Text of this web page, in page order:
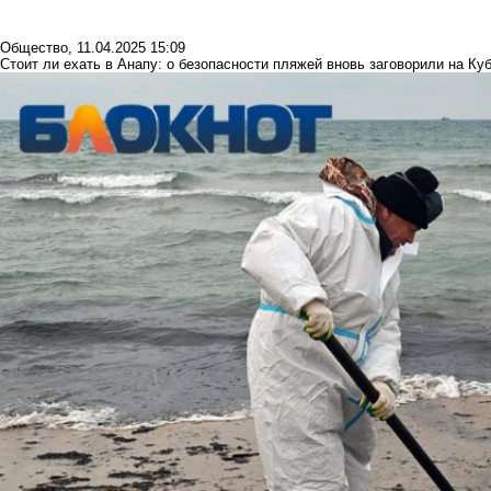
Общество, 11.04.2025 15:09
Стоит ли ехать в Анапу: о безопасности пляжей вновь заговорили на